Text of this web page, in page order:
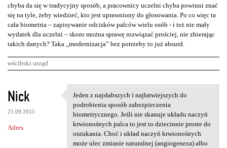
chyba da się w tradycyjny sposób, a pracownicy uczelni chyba powinni znać
się na tyle, żeby wiedzieć, kto jest uprawniony do głosowania. Po co więc ta
cała biometria – zapisywanie odcisków palców wielu osób - i też nie mały
wydatek dla uczelni – skoro można sprawę rozwiązać prościej, nie zbierając
takich danych? Taka „modernizacja” bez potrzeby to już absurd.
wścibski urząd
K
o
m
e
Nick
25.09.2015
Adres
Jeden z najsłabszych i
Jeden z najsłabszych i najłatwiejszych do
podrobienia sposób zabezpieczenia
biometrycznego. Jeśli nie skanuje układu naczyń
krwionośnych palca to jest to dziecinnie proste do
oszukania. Choć i układ naczyń krwionośnych
może ulec zmianie naturalnej (angiogeneza) albo